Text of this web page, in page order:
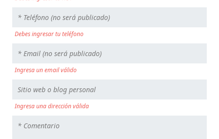
Debes ingresar tu teléfono
Ingresa un email válido
Ingresa una dirección válida